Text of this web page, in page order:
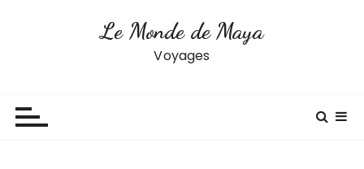
Le Monde de Maya
Voyages